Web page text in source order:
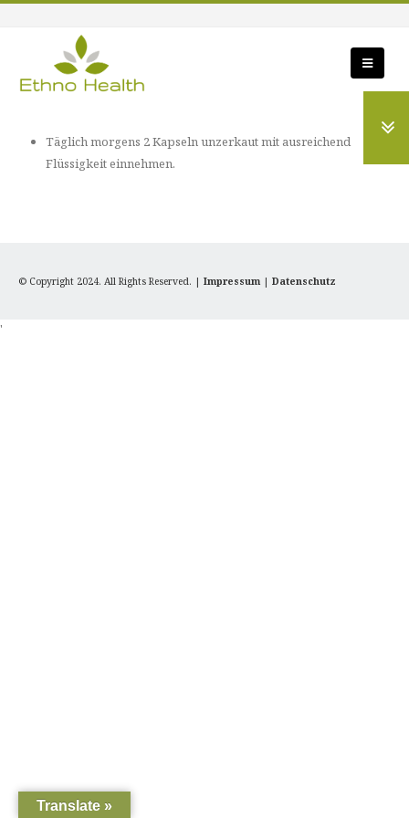
Täglich morgens 2 Kapseln unzerkaut mit ausreichend
Flüssigkeit einnehmen.
© Copyright 2024. All Rights Reserved. | Impressum | Datenschutz
'
Translate »